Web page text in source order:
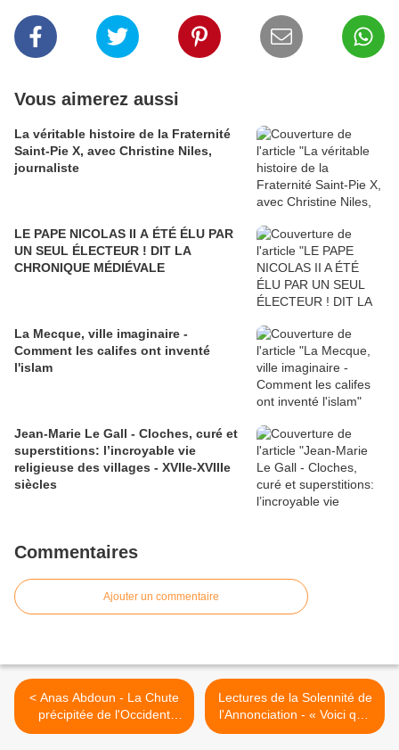
Vous aimerez aussi
La véritable histoire de la Fraternité
Saint-Pie X, avec Christine Niles,
journaliste
LE PAPE NICOLAS II A ÉTÉ ÉLU PAR
UN SEUL ÉLECTEUR ! DIT LA
CHRONIQUE MÉDIÉVALE
La Mecque, ville imaginaire -
Comment les califes ont inventé
l'islam
Jean-Marie Le Gall - Cloches, curé et
superstitions: l’incroyable vie
religieuse des villages - XVIIe-XVIIIe
siècles
Commentaires
Ajouter un commentaire
< Anas Abdoun - La Chute
précipitée de l'Occident
avant 2030
Lectures de la Solennité de
l'Annonciation - « Voici que
tu vas concevoir et enfanter